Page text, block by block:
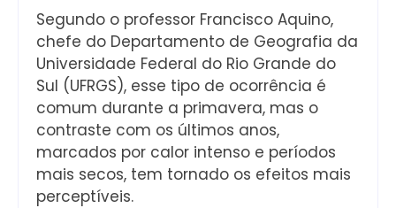
Segundo o professor Francisco Aquino,
chefe do Departamento de Geografia da
Universidade Federal do Rio Grande do
Sul (UFRGS), esse tipo de ocorrência é
comum durante a primavera, mas o
contraste com os últimos anos,
marcados por calor intenso e períodos
mais secos, tem tornado os efeitos mais
perceptíveis.